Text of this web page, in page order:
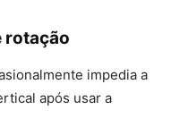
rotação
impedia a
após usar a